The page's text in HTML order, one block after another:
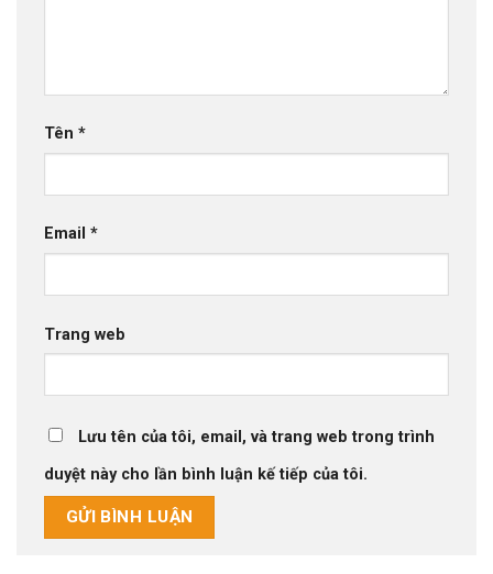
Tên *
Email *
Trang web
Lưu tên của tôi, email, và trang web trong trình
duyệt này cho lần bình luận kế tiếp của tôi.